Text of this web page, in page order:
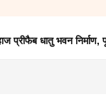
प्रीफैब धातु भवन निर्माण,